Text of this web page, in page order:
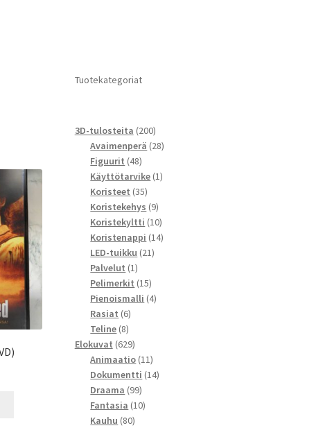
Tuotekategoriat
3D-tulosteita 200200
tuotetta
Avaimenperä 2828
Figuurit 4848
tuotetta
Käyttötarvike 11
Koristeet 3535
tuotetta
Koristekehys 99
tuotetta
Koristekyltti 1010
tuotetta
Koristenappi 1414
LED-tuikku 2121
Palvelut 11
tuote
Pelimerkit 1515
tuotetta
Pienoismalli 44
Rasiat 66
tuotetta
Teline 88
tuotetta
Elokuvat 629629
tuotetta
Animaatio 1111
tuotetta
Dokumentti 1414
Draama 9999
tuotetta
Fantasia 1010
Kauhu 8080